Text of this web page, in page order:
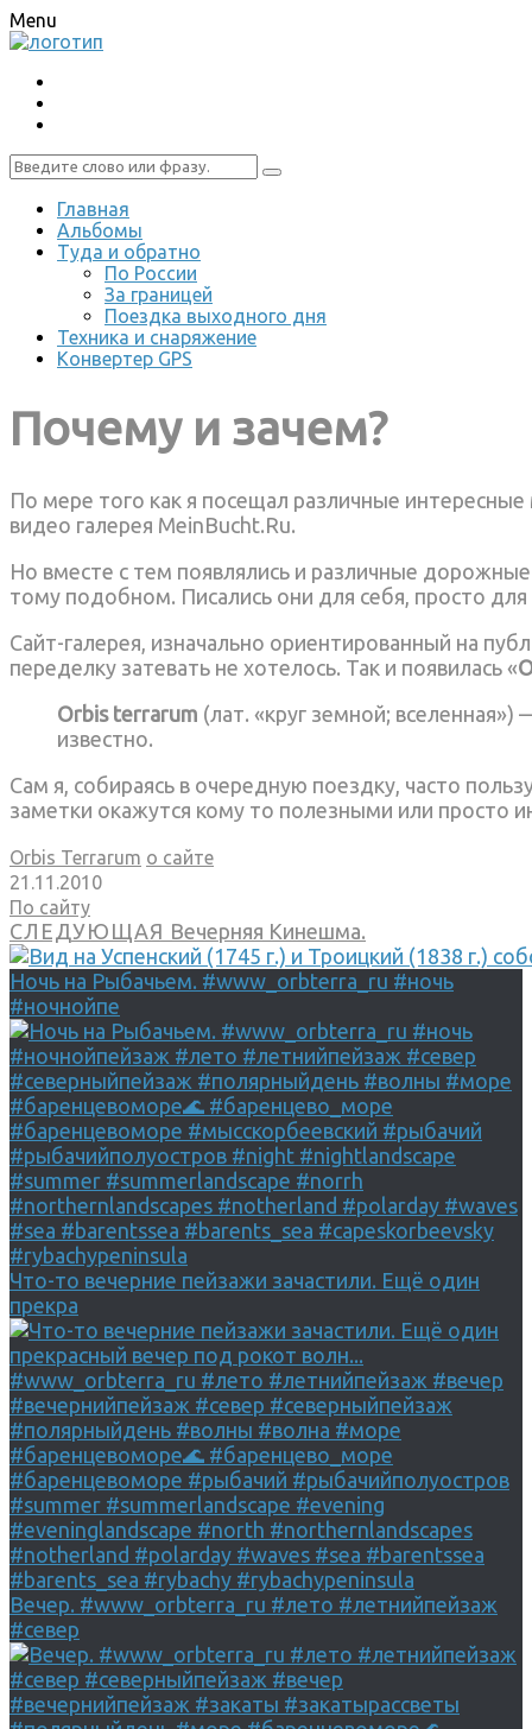
Menu
Главная
Альбомы
Туда и обратно
По России
За границей
Поездка выходного дня
Техника и снаряжение
Конвертер GPS
Почему и зачем?
По мере того как я посещал различные
видео галерея MeinBucht.Ru.
Но вместе с тем появлялись и различные
тому подобном. Писались они для себя, просто
Сайт-галерея, изначально ориентированный на
переделку затевать не хотелось. Так и появилась «
Orbis terrarum (лат. «круг земной;
известно.
Сам я, собираясь в очередную поездку, часто
заметки окажутся кому то полезными или просто
Orbis Terrarum о сайте
21.11.2010
По сайту
СЛЕДУЮЩАЯ Вечерняя Кинешма.
Ночь на Рыбачьем. #www_orbterra_ru #ночь
#ночнойпе
Что-то вечерние пейзажи зачастили. Ещё один
прекра
Вечер. #www_orbterra_ru #лето #летнийпейзаж
#север